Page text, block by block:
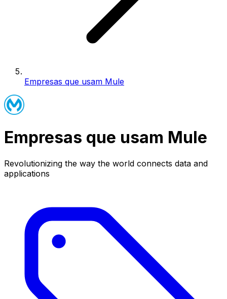
Empresas que usam Mule
Empresas que usam Mule
Revolutionizing the way the world connects data and
applications